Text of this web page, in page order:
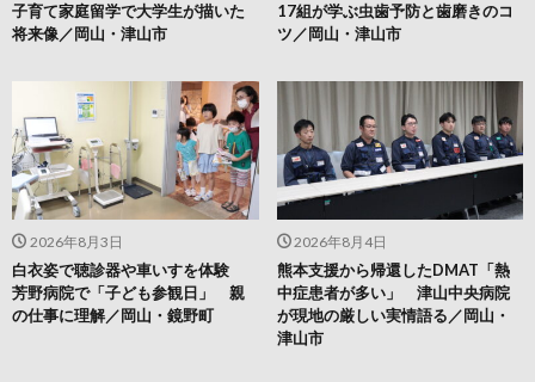
2026年8月4日
熊本支援から帰還したDMAT「熱
中症患者が多い」 津山中央病院
が現地の厳しい実情語る／岡山・
津山市
2026年8月3日
白衣姿で聴診器や車いすを体験
芳野病院で「子ども参観日」 親
の仕事に理解／岡山・鏡野町
17組が学ぶ虫歯予防と歯磨きのコ
ツ／岡山・津山市
子育て家庭留学で大学生が描いた
将来像／岡山・津山市